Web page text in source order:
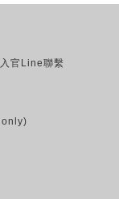
官Line聯繫